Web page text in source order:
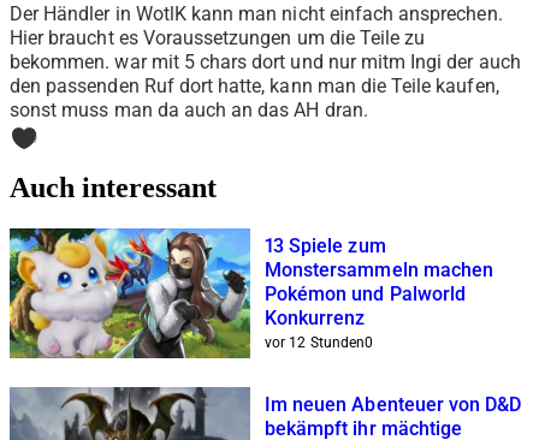
Der Händler in WotlK kann man nicht einfach ansprechen.
Hier braucht es Voraussetzungen um die Teile zu
bekommen. war mit 5 chars dort und nur mitm Ingi der auch
den passenden Ruf dort hatte, kann man die Teile kaufen,
sonst muss man da auch an das AH dran.
0
Auch interessant
13 Spiele zum
Monstersammeln machen
Pokémon und Palworld
Konkurrenz
vor 12 Stunden0
Im neuen Abenteuer von D&D
bekämpft ihr mächtige